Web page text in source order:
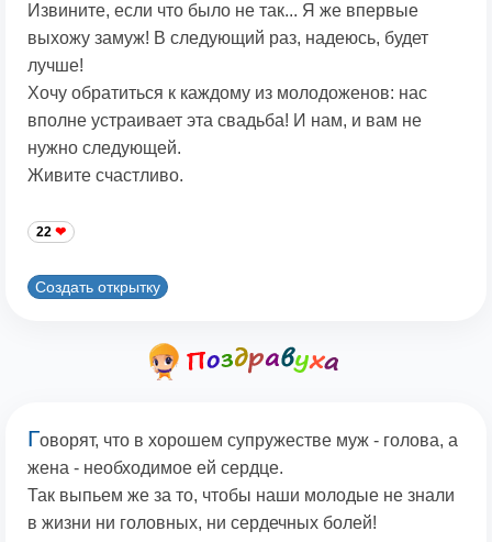
Извините, если что было не так... Я же впервые
выхожу замуж! В следующий раз, надеюсь, будет
лучше!
Хочу обратиться к каждому из молодоженов: нас
вполне устраивает эта свадьба! И нам, и вам не
нужно следующей.
Живите счастливо.
22
Создать открытку
Говорят, что в хорошем супружестве муж - голова, а
жена - необходимое ей сердце.
Так выпьем же за то, чтобы наши молодые не знали
в жизни ни головных, ни сердечных болей!